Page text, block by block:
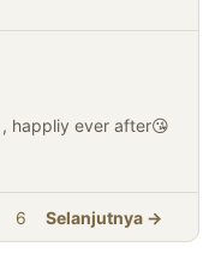
happliy ever after😘
6 Selanjutnya →